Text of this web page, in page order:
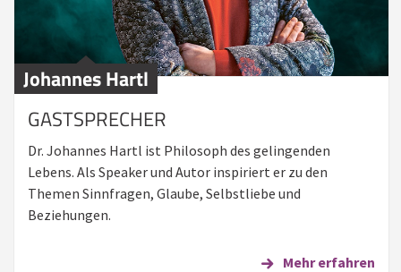
Johannes Hartl
GASTSPRECHER
Dr. Johannes Hartl ist Philosoph des gelingenden
Lebens. Als Speaker und Autor inspiriert er zu den
Themen Sinnfragen, Glaube, Selbstliebe und
Beziehungen.
Mehr erfahren